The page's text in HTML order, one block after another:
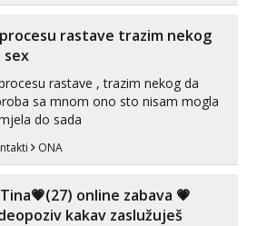
halteri, haljine, štikle,
itd. Nudim svakakva videa
rastave trazim nekog
sex
rastave , trazim nekog da
sa mnom ono sto nisam mogla
do sada
ONA
online zabava 💗
kakav zaslužuješ